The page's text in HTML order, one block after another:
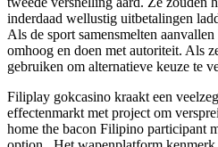
inderdaad wellustig uitbetalingen
Als de sport samensmelten
omhoog en doen met autoriteit. Als
gebruiken om alternatieve keuze te
Filiplay gokcasino kraakt een
effectenmarkt met project om
home the bacon Filipino participant